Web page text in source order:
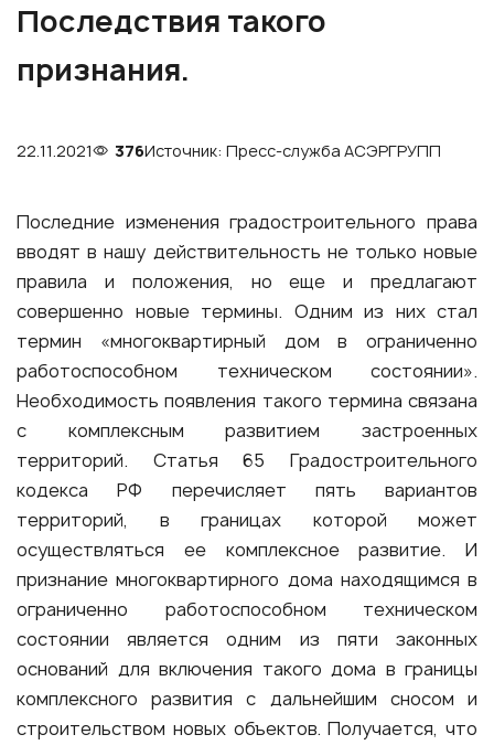
Последствия такого
признания.
22.11.2021 376Источник: Пресс-служба АСЭРГРУПП
Последние изменения градостроительного права
вводят в нашу действительность не только новые
правила и положения, но еще и предлагают
совершенно новые термины. Одним из них стал
термин «многоквартирный дом в ограниченно
работоспособном техническом состоянии».
Необходимость появления такого термина связана
с комплексным развитием застроенных
территорий. Статья 65 Градостроительного
кодекса РФ перечисляет пять вариантов
территорий, в границах которой может
осуществляться ее комплексное развитие. И
признание многоквартирного дома находящимся в
ограниченно работоспособном техническом
состоянии является одним из пяти законных
оснований для включения такого дома в границы
комплексного развития с дальнейшим сносом и
строительством новых объектов. Получается, что